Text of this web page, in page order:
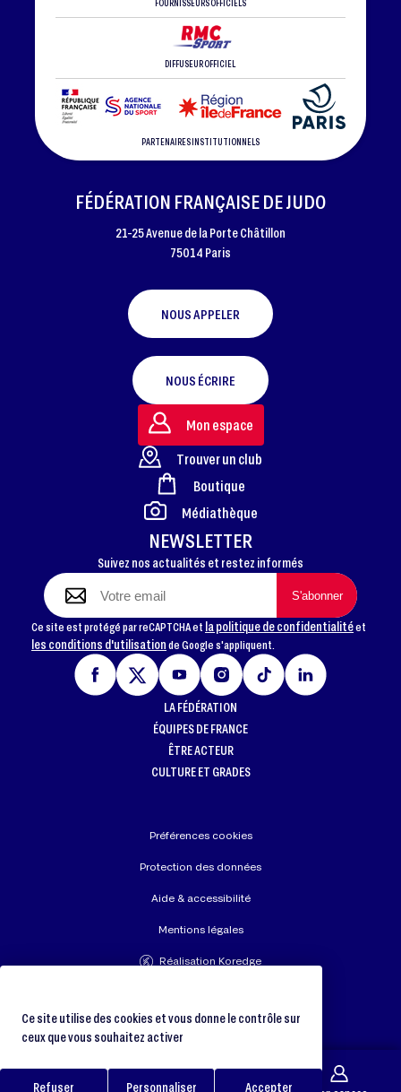
FOURNISSEURS OFFICIELS
DIFFUSEUR OFFICIEL
PARTENAIRES INSTITUTIONNELS
FOOTER
FÉDÉRATION FRANÇAISE DE JUDO
21-25 Avenue de la Porte Châtillon
75014 Paris
NOUS APPELER
NOUS ÉCRIRE
NEWSLETTER
Suivez nos actualités et restez informés
Ce site est protégé par reCAPTCHA et la politique de confidentialitéet
les conditions d'utilisationde Google s'appliquent.
Mon espace
Trouver un club
Boutique
Médiathèque
LA FÉDÉRATION
ÉQUIPES DE FRANCE
ÊTRE ACTEUR
CULTURE ET GRADES
Préférences cookies
Protection des données
Aide & accessibilité
Mentions légales
Réalisation Koredge
Ce site utilise des cookies et vous donne le contrôle sur
ceux que vous souhaitez activer
Accepter
Refuser Personnaliser